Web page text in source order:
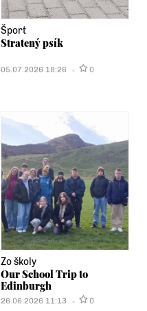
Šport
Stratený psík
05.07.2026 18:26 0
Zo školy
Our School Trip to
Edinburgh
26.06.2026 11:13 0